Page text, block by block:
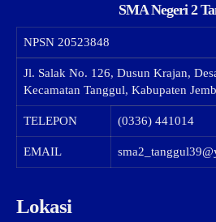
SMA Negeri 2
NPSN 20523848
Jl. Salak No. 126, Dusun Krajan,
Kecamatan Tanggul, Kabupaten
TELEPON (0336) 441014
EMAIL
Lokasi